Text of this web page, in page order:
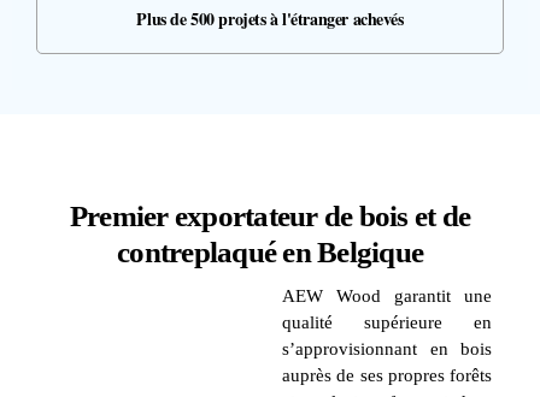
Plus de 500 projets à l'étranger achevés
Premier exportateur de bois et de
contreplaqué en Belgique
AEW Wood garantit une
qualité supérieure en
s’approvisionnant en bois
auprès de ses propres forêts